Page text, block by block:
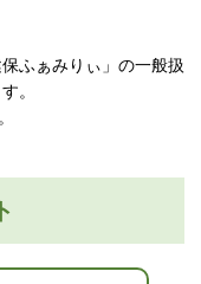
ふぁみりぃ」の一般扱
。